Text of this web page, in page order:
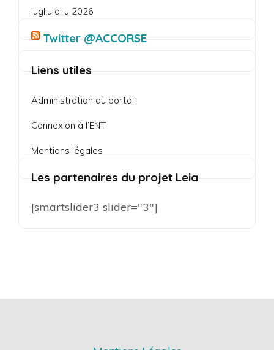
lugliu di u 2026
Twitter @ACCORSE
Liens utiles
Administration du portail
Connexion à l’ENT
Mentions légales
Les partenaires du projet Leia
[smartslider3 slider="3"]